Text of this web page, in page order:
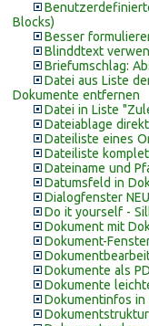
Blocks)
Besser
Blinddtext
Briefumschlag:
Datei aus Liste
Dokumente entfernen
Datei in Liste
Dateiablage
Dateiliste eines
Dateiliste
Dateiname und
Datumsfeld in
Dialogfenster
Do it yourself -
Dokument mit
Dokument-
Dokumente als
Dokumente
Dokumentinfos